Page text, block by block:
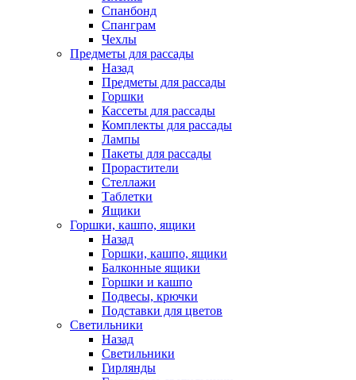
Спанбонд
Спанграм
Чехлы
Предметы для рассады
Назад
Предметы для рассады
Горшки
Кассеты для рассады
Комплекты для рассады
Лампы
Пакеты для рассады
Прорастители
Стеллажи
Таблетки
Ящики
Горшки, кашпо, ящики
Назад
Горшки, кашпо, ящики
Балконные ящики
Горшки и кашпо
Подвесы, крючки
Подставки для цветов
Светильники
Назад
Светильники
Гирлянды